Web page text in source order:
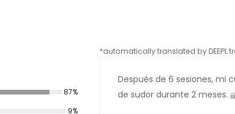
87%
9%
*automatically translated by DEEPL
Después de 6 sesiones, mi
de sudor durante 2 meses.